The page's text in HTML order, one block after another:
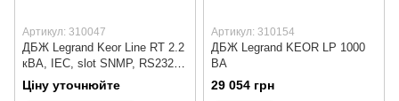
Артикул: 310047
ДБЖ Legrand Keor Line RT 2.2
кВА, IEC, slot SNMP, RS232,
USB
Ціну уточнюйте
Артикул: 310154
ДБЖ Legrand KEOR LP 1000
ВА
29 054 грн